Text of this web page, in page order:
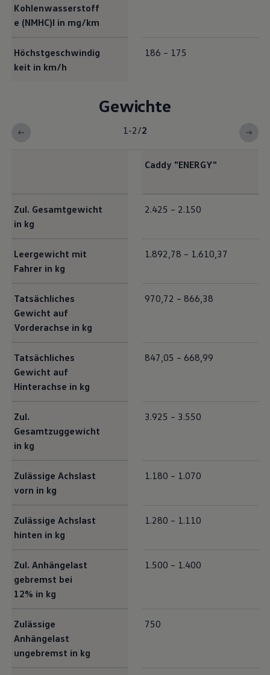
Kohlenwasserstoff
e (NMHC)I in mg/km
Höchstgeschwindig
keit in km/h
186 – 175
Gewichte
1-2/2
Caddy "ENERGY"
Zul. Gesamtgewicht
in kg
2.425 – 2.150
Leergewicht mit
Fahrer in kg
1.892,78 – 1.610,37
Tatsächliches
Gewicht auf
Vorderachse in kg
970,72 – 866,38
Tatsächliches
Gewicht auf
Hinterachse in kg
847,05 – 668,99
Zul.
Gesamtzuggewicht
in kg
3.925 – 3.550
Zulässige Achslast
vorn in kg
1.180 – 1.070
Zulässige Achslast
hinten in kg
1.280 – 1.110
Zul. Anhängelast
gebremst bei
12% in kg
1.500 – 1.400
Zulässige
Anhängelast
ungebremst in kg
750